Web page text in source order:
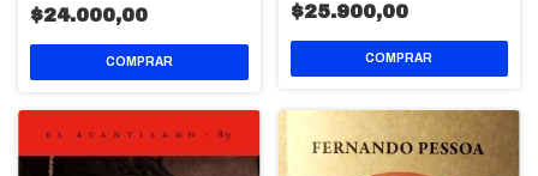
$24.000,00 $25.900,00